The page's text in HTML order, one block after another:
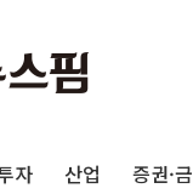
자 산업 증권·
전 집중 편성…체감온도
강한 비...가뭄